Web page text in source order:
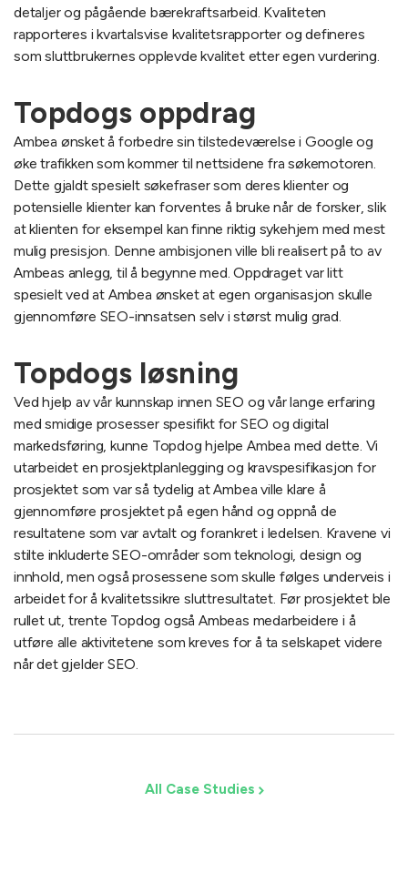
detaljer og pågående bærekraftsarbeid. Kvaliteten
rapporteres i kvartalsvise kvalitetsrapporter og defineres
som sluttbrukernes opplevde kvalitet etter egen vurdering.
Topdogs oppdrag
Ambea ønsket å forbedre sin tilstedeværelse i Google og
øke trafikken som kommer til nettsidene fra søkemotoren.
Dette gjaldt spesielt søkefraser som deres klienter og
potensielle klienter kan forventes å bruke når de forsker, slik
at klienten for eksempel kan finne riktig sykehjem med mest
mulig presisjon. Denne ambisjonen ville bli realisert på to av
Ambeas anlegg, til å begynne med. Oppdraget var litt
spesielt ved at Ambea ønsket at egen organisasjon skulle
gjennomføre SEO-innsatsen selv i størst mulig grad.
Topdogs løsning
Ved hjelp av vår kunnskap innen SEO og vår lange erfaring
med smidige prosesser spesifikt for SEO og digital
markedsføring, kunne Topdog hjelpe Ambea med dette. Vi
utarbeidet en prosjektplanlegging og kravspesifikasjon for
prosjektet som var så tydelig at Ambea ville klare å
gjennomføre prosjektet på egen hånd og oppnå de
resultatene som var avtalt og forankret i ledelsen. Kravene vi
stilte inkluderte SEO-områder som teknologi, design og
innhold, men også prosessene som skulle følges underveis i
arbeidet for å kvalitetssikre sluttresultatet. Før prosjektet ble
rullet ut, trente Topdog også Ambeas medarbeidere i å
utføre alle aktivitetene som kreves for å ta selskapet videre
når det gjelder SEO.
All Case Studies